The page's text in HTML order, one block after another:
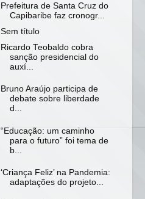
Prefeitura de Santa Cruz do
Capibaribe faz cronogr...
Sem título
Ricardo Teobaldo cobra
sanção presidencial do
auxí...
Bruno Araújo participa de
debate sobre liberdade
d...
“Educação: um caminho
para o futuro” foi tema de
b...
‘Criança Feliz’ na Pandemia:
adaptações do projeto...